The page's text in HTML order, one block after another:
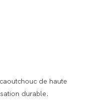
de haute
durable.